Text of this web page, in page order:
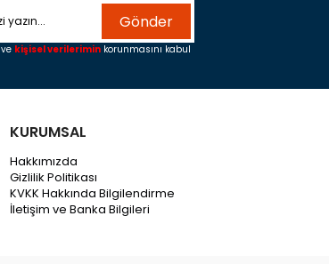
Gönder
ve kişisel verilerimin korunmasını kabul
KURUMSAL
Hakkımızda
Gizlilik Politikası
KVKK Hakkında Bilgilendirme
İletişim ve Banka Bilgileri